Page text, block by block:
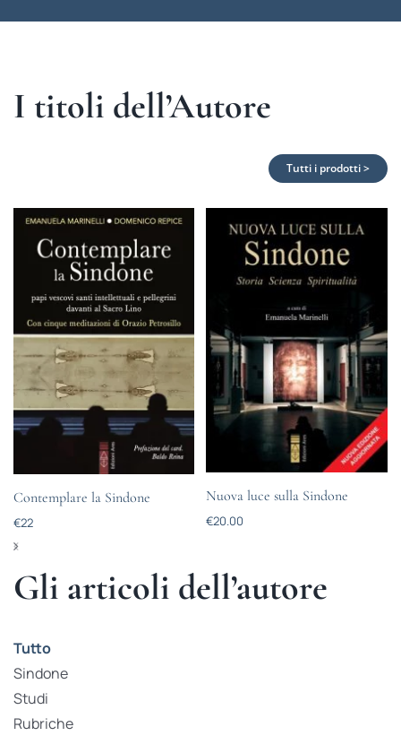
I titoli dell’Autore
Tutti i prodotti >
Contemplare la Sindone
€22
Nuova luce sulla Sindone
€20.00
Gli articoli dell’autore
Tutto
Sindone
Studi
Rubriche